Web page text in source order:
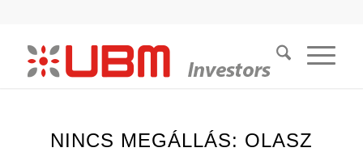
NINCS MEGÁLLÁS: OLASZ